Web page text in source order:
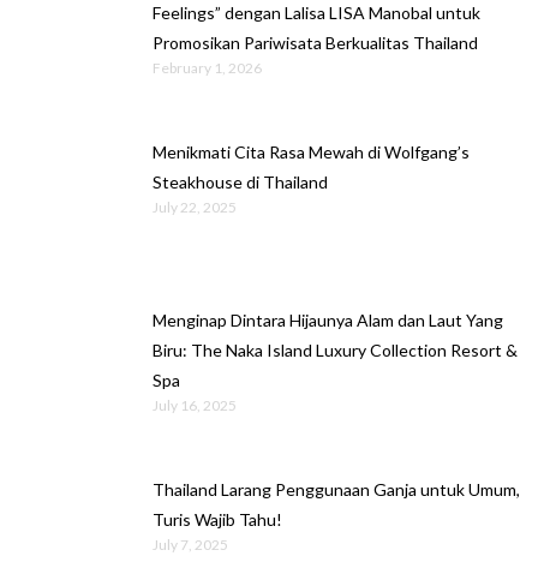
Feelings” dengan Lalisa LISA Manobal untuk
Promosikan Pariwisata Berkualitas Thailand
February 1, 2026
Menikmati Cita Rasa Mewah di Wolfgang’s
Steakhouse di Thailand
July 22, 2025
Menginap Dintara Hijaunya Alam dan Laut Yang
Biru: The Naka Island Luxury Collection Resort &
Spa
July 16, 2025
Thailand Larang Penggunaan Ganja untuk Umum,
Turis Wajib Tahu!
July 7, 2025